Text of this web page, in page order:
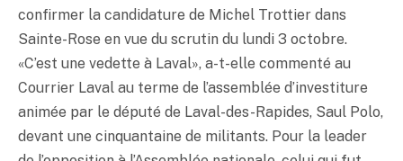
confirmer la candidature de Michel Trottier dans
Sainte-Rose en vue du scrutin du lundi 3 octobre.
«C’est une vedette à Laval», a-t-elle commenté au
Courrier Laval au terme de l’assemblée d’investiture
animée par le député de Laval-des-Rapides, Saul Polo,
devant une cinquantaine de militants. Pour la leader